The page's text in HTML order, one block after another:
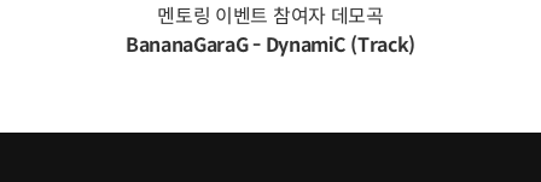
멘토링 이벤트 참여자 데모곡
BananaGaraG - DynamiC (Track)